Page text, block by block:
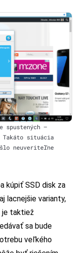
spustených –
Takáto situácia
neuveriteľne
kúpiť SSD disk za
lacnejšie varianty,
je taktiež
sa bude
veľkého